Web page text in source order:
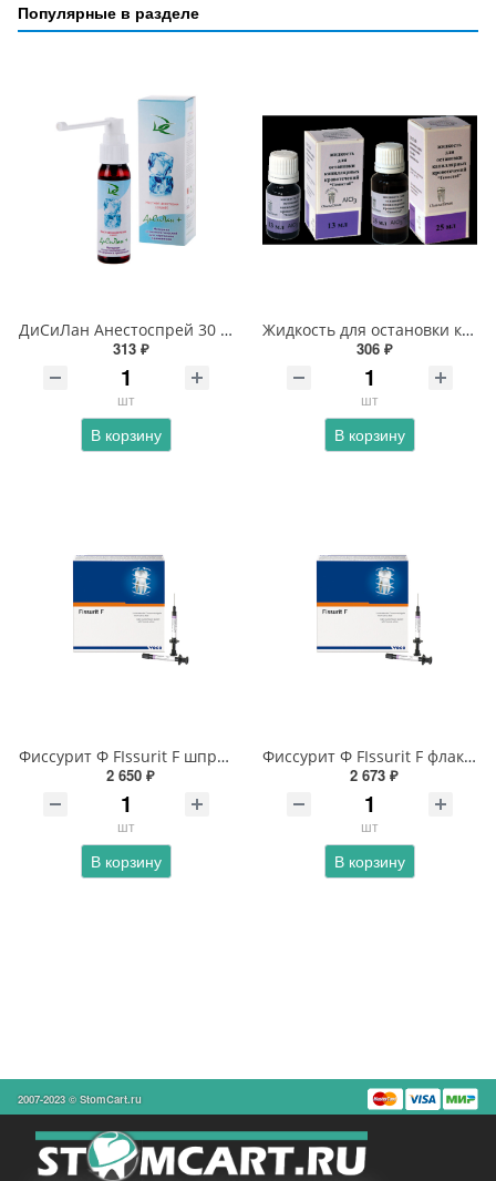
Популярные в разделе
ДиСиЛан Анестоспрей 30 мл
313 ₽
шт
В корзину
Жидкость для остановки капиллярных кровотечений
306 ₽
шт
В корзину
Фиссурит Ф FIssurit F шприцы
2 650 ₽
шт
В корзину
Фиссурит Ф FIssurit F флаконы
2 673 ₽
шт
В корзину
2007-2023 © StomCart.ru